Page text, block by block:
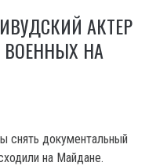
АКТЕР
ВОЕННЫХ НА
снять документальный
на Майдане.